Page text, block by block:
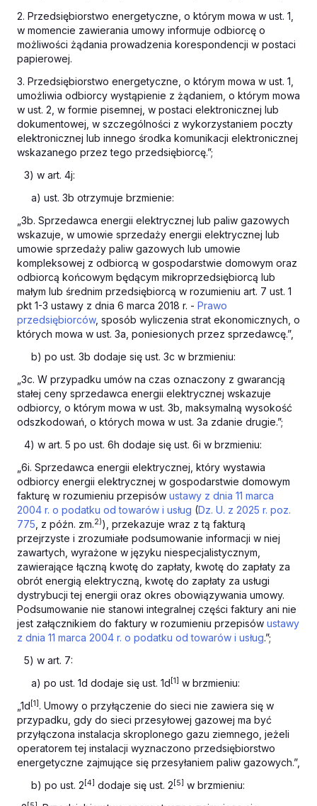
2. Przedsiębiorstwo energetyczne, o którym mowa w ust. 1,
w momencie zawierania umowy informuje odbiorcę o
możliwości żądania prowadzenia korespondencji w postaci
papierowej.
3. Przedsiębiorstwo energetyczne, o którym mowa w ust. 1,
umożliwia odbiorcy wystąpienie z żądaniem, o którym mowa
w ust. 2, w formie pisemnej, w postaci elektronicznej lub
dokumentowej, w szczególności z wykorzystaniem poczty
elektronicznej lub innego środka komunikacji elektronicznej
wskazanego przez tego przedsiębiorcę.”;
3) w art. 4j:
a) ust. 3b otrzymuje brzmienie:
„3b. Sprzedawca energii elektrycznej lub paliw gazowych
wskazuje, w umowie sprzedaży energii elektrycznej lub
umowie sprzedaży paliw gazowych lub umowie
kompleksowej z odbiorcą w gospodarstwie domowym oraz
odbiorcą końcowym będącym mikroprzedsiębiorcą lub
małym lub średnim przedsiębiorcą w rozumieniu art. 7 ust. 1
pkt 1-3 ustawy z dnia 6 marca 2018 r. - Prawo
przedsiębiorców, sposób wyliczenia strat ekonomicznych, o
których mowa w ust. 3a, poniesionych przez sprzedawcę.”,
b) po ust. 3b dodaje się ust. 3c w brzmieniu:
„3c. W przypadku umów na czas oznaczony z gwarancją
stałej ceny sprzedawca energii elektrycznej wskazuje
odbiorcy, o którym mowa w ust. 3b, maksymalną wysokość
odszkodowań, o których mowa w ust. 3a zdanie drugie.”;
4) w art. 5 po ust. 6h dodaje się ust. 6i w brzmieniu:
„6i. Sprzedawca energii elektrycznej, który wystawia
odbiorcy energii elektrycznej w gospodarstwie domowym
fakturę w rozumieniu przepisów ustawy z dnia 11 marca
2004 r. o podatku od towarów i usług (Dz. U. z 2025 r. poz.
775 , z późn. zm.2)), przekazuje wraz z tą fakturą
przejrzyste i zrozumiałe podsumowanie informacji w niej
zawartych, wyrażone w języku niespecjalistycznym,
zawierające łączną kwotę do zapłaty, kwotę do zapłaty za
obrót energią elektryczną, kwotę do zapłaty za usługi
dystrybucji tej energii oraz okres obowiązywania umowy.
Podsumowanie nie stanowi integralnej części faktury ani nie
jest załącznikiem do faktury w rozumieniu przepisów ustawy
z dnia 11 marca 2004 r. o podatku od towarów i usług.”;
5) w art. 7:
a) po ust. 1d dodaje się ust. 1d [1] w brzmieniu:
„1d [1] . Umowy o przyłączenie do sieci nie zawiera się w
przypadku, gdy do sieci przesyłowej gazowej ma być
przyłączona instalacja skroplonego gazu ziemnego, jeżeli
operatorem tej instalacji wyznaczono przedsiębiorstwo
energetyczne zajmujące się przesyłaniem paliw gazowych.”,
b) po ust. 2 [4] dodaje się ust. 2 [5] w brzmieniu: